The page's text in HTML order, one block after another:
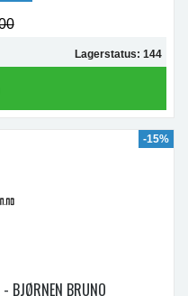
Lagerstatus: 144
-15%
BJØRNEN BRUNO